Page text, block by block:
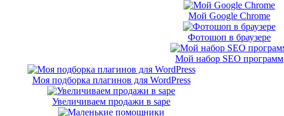
Мой Google Chrome
Фотошоп в браузере
Мой набор SEO программ
Моя подборка плагинов для WordPress
Увеличиваем продажи в sape